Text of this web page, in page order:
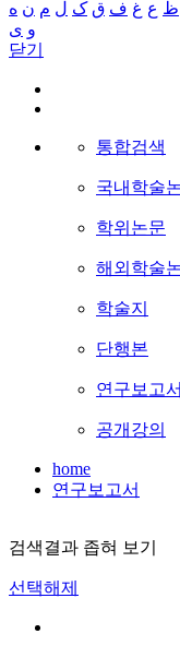
ظ ع غ ف ق ک ل م ن ه
و ی
닫기
통합검색
국내학술
학위논문
해외학술
학술지
단행본
연구보고서
공개강의
home
연구보고서
검색결과 좁혀 보기
선택해제